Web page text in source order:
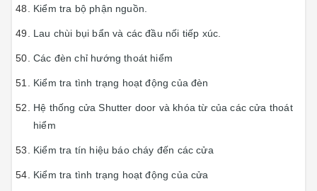
Kiểm tra bộ phận nguồn.
Lau chùi bụi bẩn và các đầu nối tiếp xúc.
Các đèn chỉ hướng thoát hiểm
Kiểm tra tình trạng hoạt động của đèn
Hệ thống cửa Shutter door và khóa từ của các cửa thoát
hiểm
Kiểm tra tín hiệu báo cháy đến các cửa
Kiểm tra tình trạng hoạt động của cửa